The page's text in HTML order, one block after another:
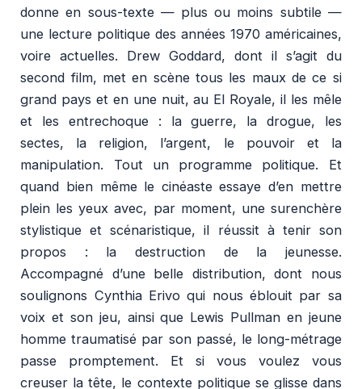
donne en sous-texte — plus ou moins subtile —
une lecture politique des années 1970 américaines,
voire actuelles. Drew Goddard, dont il s’agit du
second film, met en scène tous les maux de ce si
grand pays et en une nuit, au El Royale, il les mêle
et les entrechoque : la guerre, la drogue, les
sectes, la religion, l’argent, le pouvoir et la
manipulation. Tout un programme politique. Et
quand bien même le cinéaste essaye d’en mettre
plein les yeux avec, par moment, une surenchère
stylistique et scénaristique, il réussit à tenir son
propos : la destruction de la jeunesse.
Accompagné d’une belle distribution, dont nous
soulignons Cynthia Erivo qui nous éblouit par sa
voix et son jeu, ainsi que Lewis Pullman en jeune
homme traumatisé par son passé, le long-métrage
passe promptement. Et si vous voulez vous
creuser la tête, le contexte politique se glisse dans